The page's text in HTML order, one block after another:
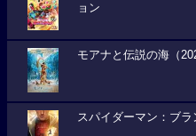
ョン
モアナと伝説の海（
スパイダーマン：ブ